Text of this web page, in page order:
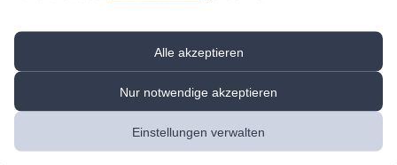
Alle akzeptieren
Nur notwendige akzeptieren
Einstellungen verwalten